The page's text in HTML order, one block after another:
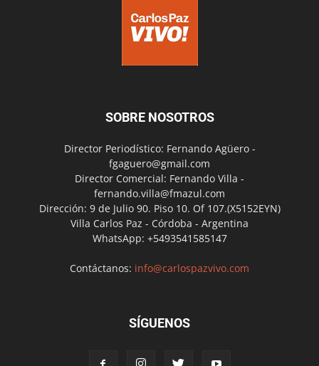
SOBRE NOSOTROS
Director Periodístico: Fernando Agüero -
fgaguero@gmail.com
Director Comercial: Fernando Villa -
fernando.villa@fmazul.com
Dirección: 9 de Julio 90. Piso 10. Of 107.(X5152EYN)
Villa Carlos Paz - Córdoba - Argentina
WhatsApp: +5493541585147
Contáctanos: info@carlospazvivo.com
SÍGUENOS